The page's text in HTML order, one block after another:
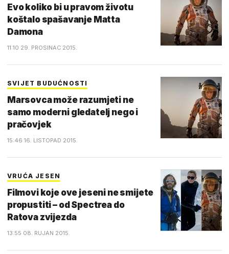
Evo koliko bi u pravom životu
koštalo spašavanje Matta
Damona
11:10 29. PROSINAC 2015.
SVIJET BUDUĆNOSTI
Marsovca može razumjeti ne
samo moderni gledatelj nego i
pračovjek
15:46 16. LISTOPAD 2015.
VRUĆA JESEN
Filmovi koje ove jeseni ne smijete
propustiti – od Spectrea do
Ratova zvijezda
13:55 08. RUJAN 2015.